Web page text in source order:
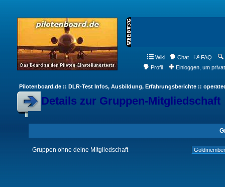
Wiki Chat FAQ
Profil
Einloggen, um
Pilotenboard.de :: DLR-Test Infos, Ausbildung, Erfahrungsberichte ::
Details zur Gruppen-Mitgliedschaft
Gruppen ohne deine Mitgliedschaft